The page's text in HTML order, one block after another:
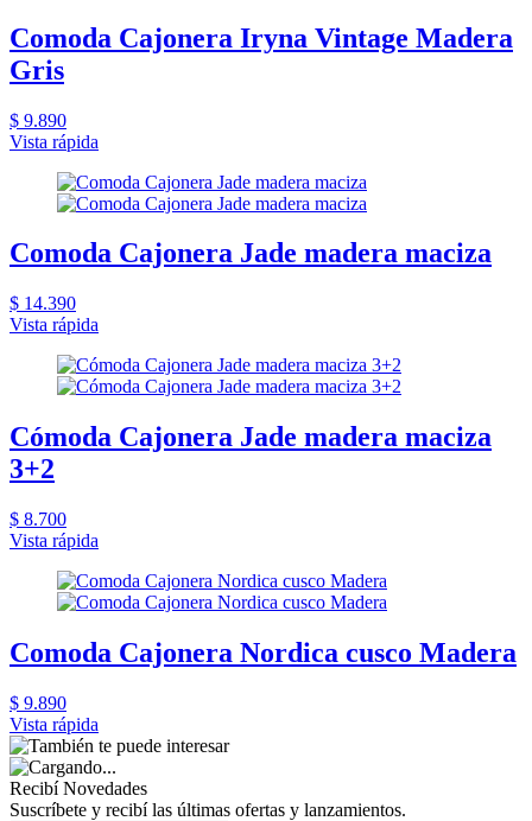
Comoda Cajonera Iryna Vintage Madera
Gris
$ 9.890
Vista rápida
Comoda Cajonera Jade madera maciza
$ 14.390
Vista rápida
Cómoda Cajonera Jade madera maciza
3+2
$ 8.700
Vista rápida
Comoda Cajonera Nordica cusco Madera
$ 9.890
Vista rápida
Recibí Novedades
Suscríbete y recibí las últimas ofertas y lanzamientos.